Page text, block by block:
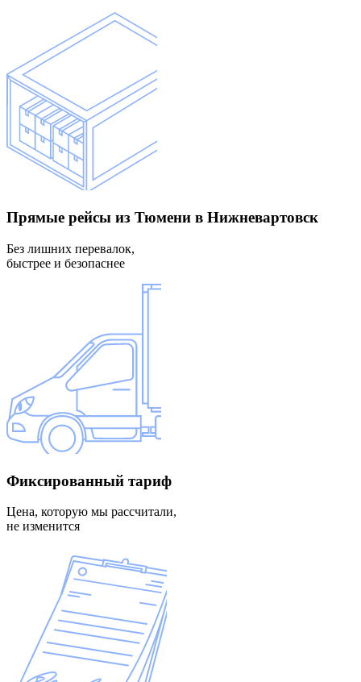
Прямые рейсы из Тюмени в Нижневартовск
Без лишних перевалок,
быстрее и безопаснее
Фиксированный тариф
Цена, которую мы рассчитали,
не изменится